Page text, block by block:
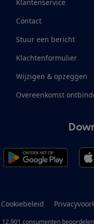
Klantenservice
Contact
Stuur een bericht
Klachtenformulier
Wijzigen & opzeggen
Overeenkomst
Cookiebeleid
12.901 consumenten